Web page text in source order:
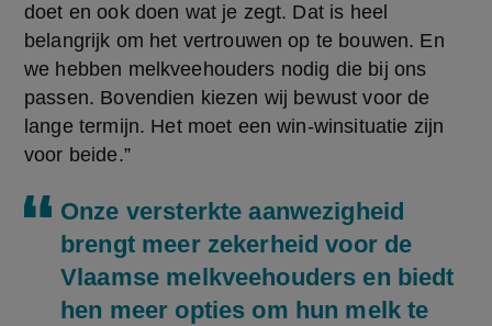
doet en ook doen wat je zegt. Dat is heel
belangrijk om het vertrouwen op te bouwen. En
we hebben melkveehouders nodig die bij ons
passen. Bovendien kiezen wij bewust voor de
lange termijn. Het moet een win-winsituatie zijn
voor beide.”
Onze versterkte aanwezigheid
brengt meer zekerheid voor de
Vlaamse melkveehouders en biedt
hen meer opties om hun melk te